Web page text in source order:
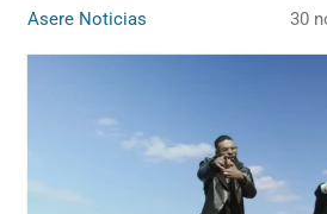
Asere Noticias 30